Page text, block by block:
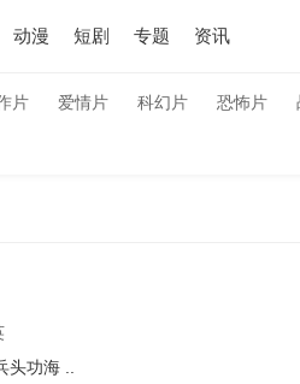
动漫 短剧 专题 资讯
片 爱情片 科幻片 恐怖片
头功海